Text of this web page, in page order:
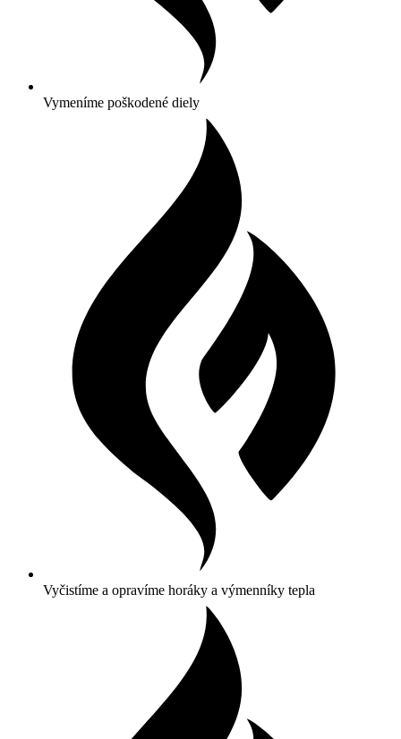
Vymeníme poškodené diely
Vyčistíme a opravíme horáky a výmenníky tepla